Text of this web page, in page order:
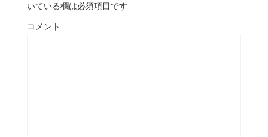
いている欄は必須項目です
コメント